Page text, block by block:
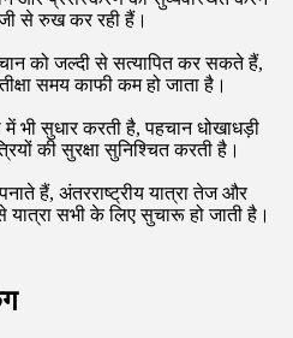
है बल्कि धोखाधड़ी के जोखिम
हो जाएंगे, जिससे यह
विकास बन जाएगा।
सुरक्षा और प्रभावी उपचार के लिए